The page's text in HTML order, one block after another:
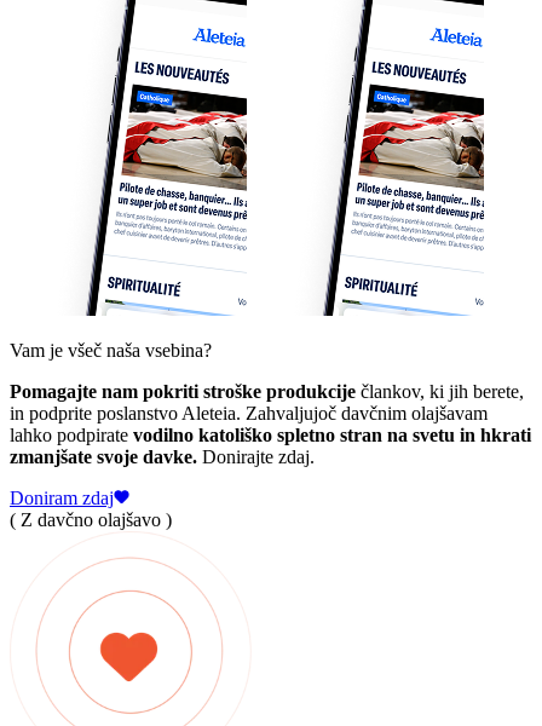
Vam je všeč naša vsebina?
Pomagajte nam pokriti stroške produkcije člankov, ki jih berete,
in podprite poslanstvo Aleteia. Zahvaljujoč davčnim olajšavam
lahko podpirate vodilno katoliško spletno stran na svetu in hkrati
zmanjšate svoje davke. Donirajte zdaj.
Doniram zdaj
( Z davčno olajšavo )